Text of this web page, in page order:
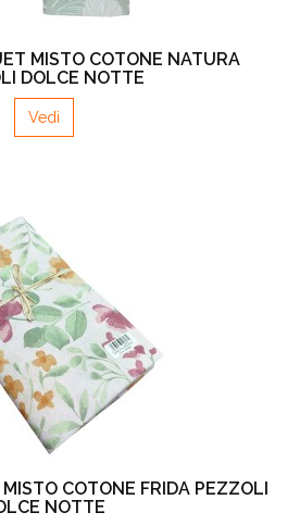
MISTO COTONE NATURA
DOLCE NOTTE
Vedi
COTONE FRIDA PEZZOLI
NOTTE